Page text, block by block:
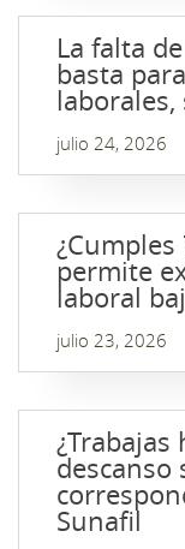
La falta
basta
julio 24, 2026
permite
laboral
julio 23, 2026
¿Trabajas
Sunafil